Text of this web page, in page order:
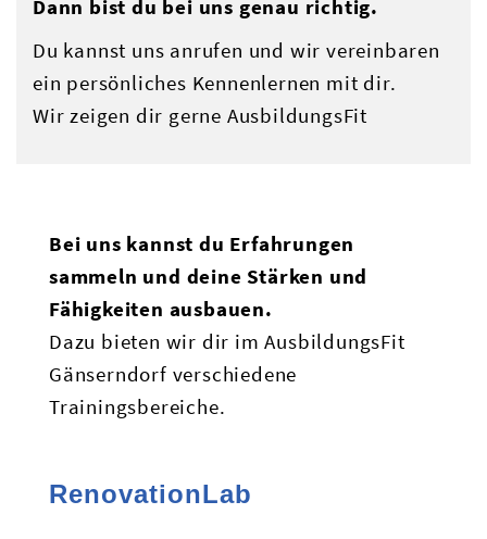
Dann bist du bei uns genau richtig.
Du kannst uns anrufen und wir vereinbaren
ein persönliches Kennenlernen mit dir.
Wir zeigen dir gerne AusbildungsFit
Bei uns kannst du Erfahrungen
sammeln und deine Stärken und
Fähigkeiten ausbauen.
Dazu bieten wir dir im AusbildungsFit
Gänserndorf verschiedene
Trainingsbereiche.
RenovationLab